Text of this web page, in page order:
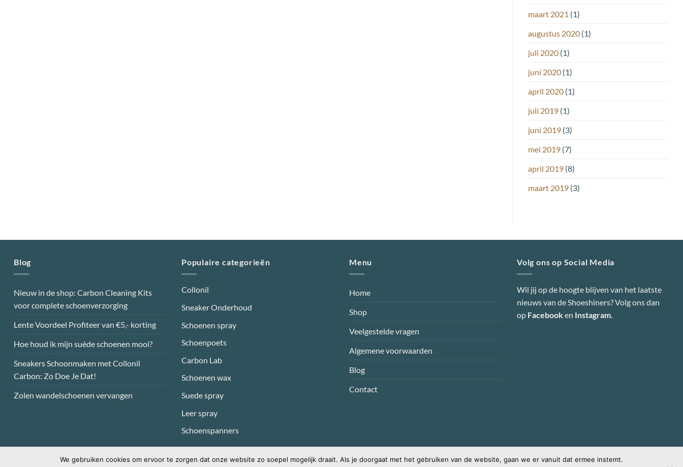
maart 2021 (1)
augustus 2020 (1)
juli 2020 (1)
juni 2020 (1)
april 2020 (1)
juli 2019 (1)
juni 2019 (3)
mei 2019 (7)
april 2019 (8)
maart 2019 (3)
Blog
Nieuw in de shop: Carbon Cleaning Kits
voor complete schoenverzorging
Lente Voordeel Profiteer van €5,- korting
Hoe houd ik mijn suède schoenen mooi?
Sneakers Schoonmaken met Collonil
Carbon: Zo Doe Je Dat!
Zolen wandelschoenen vervangen
Populaire categorieën
Collonil
Sneaker Onderhoud
Schoenen spray
Schoenpoets
Carbon Lab
Schoenen wax
Suede spray
Leer spray
Schoenspanners
Menu
Home
Shop
Veelgestelde vragen
Algemene voorwaarden
Blog
Contact
Volg ons op Social Media
Wil jij op de hoogte blijven van het laatste
nieuws van de Shoeshiners? Volg ons dan
op Facebooken Instagram.
We gebruiken cookies om ervoor te zorgen dat onze website zo soepel mogelijk draait. Als je doorgaat met het gebruiken van de website, gaan we er vanuit dat ermee instemt.